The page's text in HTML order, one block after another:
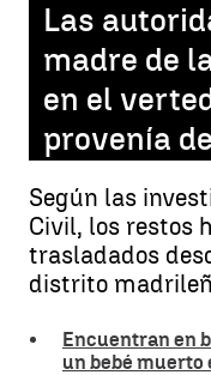
Las
madre de
en el
provenía
Según las
Civil, los restos
trasladados
distrito
Encuentran en
un bebé muerto